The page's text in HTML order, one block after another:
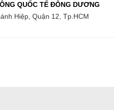
QUỐC TẾ ĐÔNG DƯƠNG
Hiệp, Quận 12, Tp.HCM